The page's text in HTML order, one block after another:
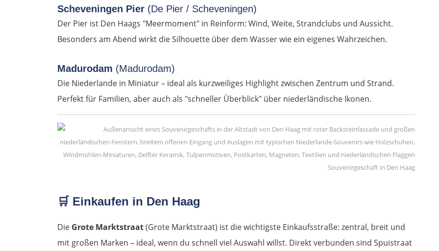
Scheveningen Pier (De Pier / Scheveningen)
Der Pier ist Den Haags "Meermoment" in Reinform: Wind, Weite, Strandclubs und Aussicht.
Besonders am Abend wirkt die Silhouette über dem Wasser wie ein eigenes Wahrzeichen.
Madurodam (Madurodam)
Die Niederlande in Miniatur – ideal als kurzweiliges Highlight zwischen Zentrum und Strand.
Perfekt für Familien, aber auch als "schneller Überblick" über niederländische Ikonen.
Souvenirgeschäft in Den Haag
🛒 Einkaufen in Den Haag
Die Grote Marktstraat(Grote Marktstraat) ist die wichtigste Einkaufsstraße: zentral, breit und
mit großen Marken – ideal, wenn du schnell viel Auswahl willst. Direkt verbunden sind Spuistraat